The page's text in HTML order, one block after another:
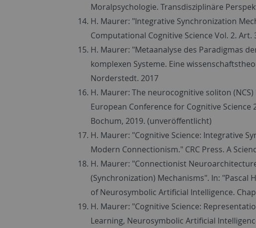
Moralpsychologie. Transdisziplinäre
H. Maurer: "Integrative Synchronization
Computational Cognitive Science Vol. 2. Art.
H. Maurer: "Metaanalyse des Paradigmas
komplexen Systeme. Eine
Norderstedt. 2017
H. Maurer: The neurocognitive soliton
European Conference for Cognitive Science
Bochum, 2019. (unveröffentlicht)
H. Maurer: "Cognitive Science: Integrative
Modern Connectionism." CRC Press. A
H. Maurer: "Connectionist
(Synchronization) Mechanisms". In: "Pascal
of Neurosymbolic Artificial Intelligence.
H. Maurer: "Cognitive Science:
Learning, Neurosymbolic Artificial